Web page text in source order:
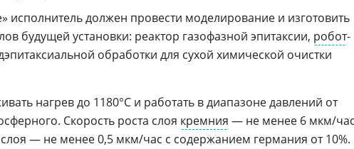
исполнитель должен провести моделирование и изготовить
будущей установки: реактор газофазной эпитаксии, робот-
обработки для сухой химической очистки
нагрев до 1180°C и работать в диапазоне давлений от
Скорость роста слоя кремния — не менее 6 мкм/
— не менее 0,5 мкм/час с содержанием германия от 10%.